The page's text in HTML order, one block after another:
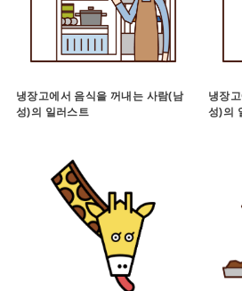
냉장고에서 음식을 꺼내는 사람(남
성)의 일러스트
냉장
성)의